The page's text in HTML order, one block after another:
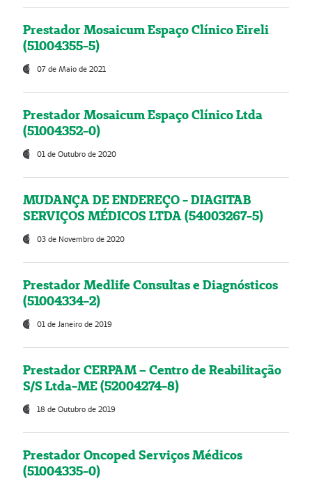
Prestador Mosaicum Espaço Clínico Eireli
(51004355-5)
07 de Maio de 2021
Prestador Mosaicum Espaço Clínico Ltda
(51004352-0)
01 de Outubro de 2020
MUDANÇA DE ENDEREÇO - DIAGITAB
SERVIÇOS MÉDICOS LTDA (54003267-5)
03 de Novembro de 2020
Prestador Medlife Consultas e Diagnósticos
(51004334-2)
01 de Janeiro de 2019
Prestador CERPAM – Centro de Reabilitação
S/S Ltda-ME (52004274-8)
18 de Outubro de 2019
Prestador Oncoped Serviços Médicos
(51004335-0)